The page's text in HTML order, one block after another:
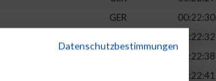
GER
00:22:30
00:22:32
00:22:38
00:22:41
Datenschutzbestimmungen